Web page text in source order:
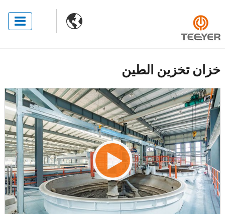

خزان تخزين الطين